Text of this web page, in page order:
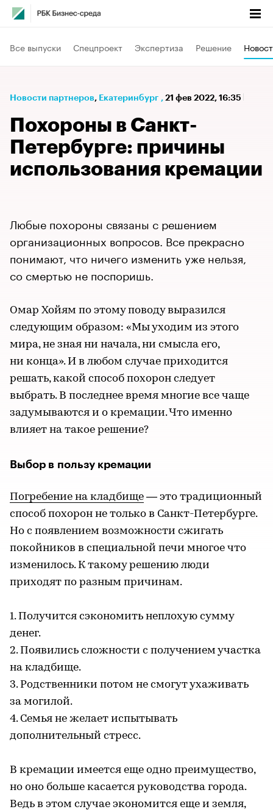
Все выпуски Спецпроект Экспертиза Решение
Новости партнеров⁠, Екатеринбург , 21 фев 2022, 16:35
Похороны в Санкт-
Петербурге: причины
использования кремации
Любые похороны связаны с решением
организационных вопросов. Все прекрасно
понимают, что ничего изменить уже нельзя,
со смертью не поспоришь.
Омар Хойям по этому поводу выразился
следующим образом: «Мы уходим из этого
мира, не зная ни начала, ни смысла его,
ни конца». И в любом случае приходится
решать, какой способ похорон следует
выбрать. В последнее время многие все чаще
задумываются и о кремации. Что именно
влияет на такое решение?
Выбор в пользу кремации
Погребение на кладбище — это традиционный
способ похорон не только в Санкт-Петербурге.
Но с появлением возможности сжигать
покойников в специальной печи многое что
изменилось. К такому решению люди
приходят по разным причинам.
1. Получится сэкономить неплохую сумму
денег.
2. Появились сложности с получением участка
на кладбище.
3. Родственники потом не смогут ухаживать
за могилой.
4. Семья не желает испытывать
дополнительный стресс.
В кремации имеется еще одно преимущество,
но оно больше касается руководства города.
Ведь в этом случае экономится еще и земля,